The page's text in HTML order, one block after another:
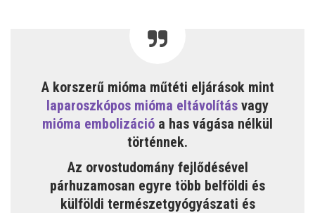
A korszerű mióma műtéti eljárások mint
laparoszkópos mióma eltávolítás vagy
mióma embolizáció a has vágása nélkül
történnek.
Az orvostudomány fejlődésével
párhuzamosan egyre több belföldi és
külföldi természetgyógyászati és